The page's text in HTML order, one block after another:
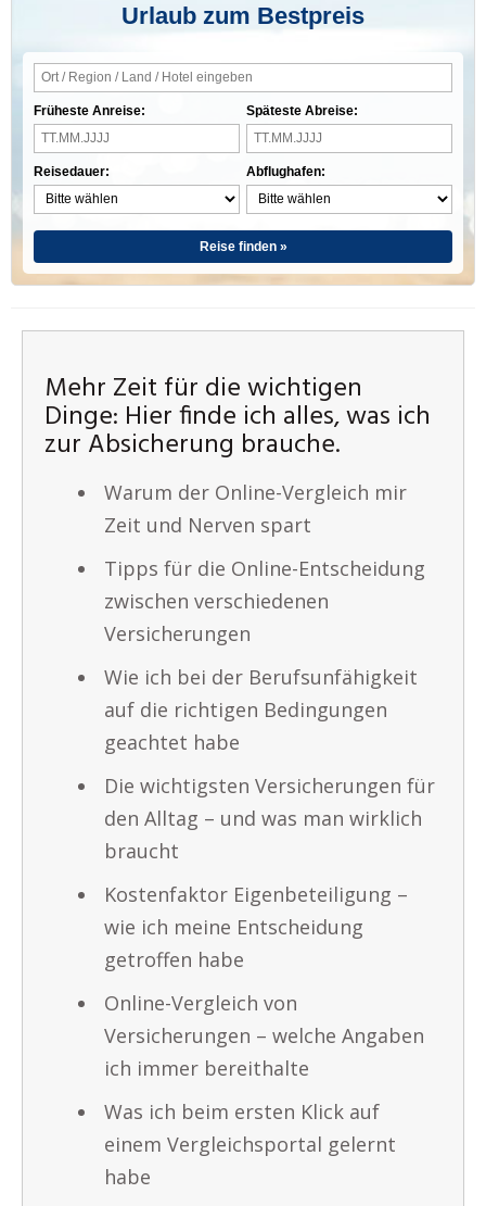
Urlaub zum Bestpreis
Früheste Anreise:
Reisedauer:
Späteste Abreise:
Abflughafen:
Reise finden »
Mehr Zeit für die wichtigen
Dinge: Hier finde ich alles, was ich
zur Absicherung brauche.
Warum der Online-Vergleich mir
Zeit und Nerven spart
Tipps für die Online-Entscheidung
zwischen verschiedenen
Versicherungen
Wie ich bei der Berufsunfähigkeit
auf die richtigen Bedingungen
geachtet habe
Die wichtigsten Versicherungen für
den Alltag – und was man wirklich
braucht
Kostenfaktor Eigenbeteiligung –
wie ich meine Entscheidung
getroffen habe
Online-Vergleich von
Versicherungen – welche Angaben
ich immer bereithalte
Was ich beim ersten Klick auf
einem Vergleichsportal gelernt
habe